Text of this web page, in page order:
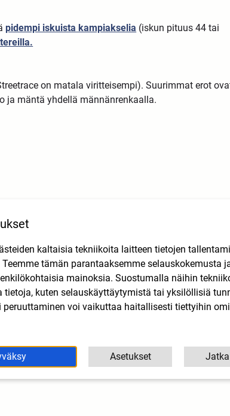
pidempi iskuista kampiakselia (iskun pituus 44 tai
on matala viritteisempi). Suurimmat erot
ja mäntä yhdellä männänrenkaalla.
kaltaisia tekniikoita laitteen tietojen
tämän parantaaksemme selauskokemusta
mainoksia. Suostumalla näihin
tietoja, kuten selauskäyttäytymistä tai yksilöllisiä
peruuttaminen voi vaikuttaa haitallisesti tiettyihin
Asetukset